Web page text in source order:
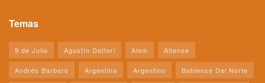
Temas
9 de Julio Agustín Dottori Alem Altense
Andrés Barbero Argentina Argentino Bahiense Del Norte